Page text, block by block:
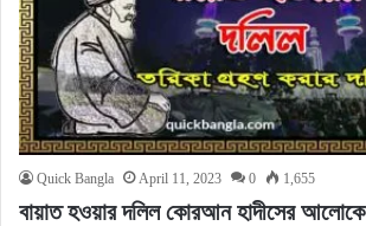
Quick Bangla April 11, 2023 0 1,655
বায়াত হওয়ার দলিল কোরআন হাদীসের আলোকে